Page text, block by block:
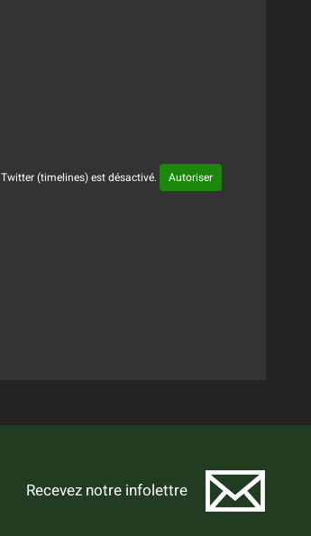
Twitter (timelines) est désactivé. Autoriser
Recevez notre infolettre